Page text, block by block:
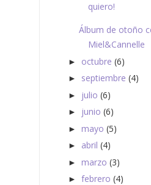
quiero!
Álbum de otoño
Miel&Cannelle
► octubre (6)
► septiembre (4)
► julio (6)
► junio (6)
► mayo (5)
► abril (4)
► marzo (3)
► febrero (4)